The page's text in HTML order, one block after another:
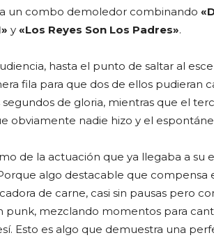
un combo demoledor combinando
y «Los Reyes Son Los Padres».
hasta el punto de saltar al
fila para que dos de ellos pudieran
de gloria, mientras que el
obviamente nadie hizo y el
de la actuación que ya llegaba a su
algo destacable que compensa
de carne, casi sin pausas pero
mezclando momentos para
Esto es algo que demuestra una